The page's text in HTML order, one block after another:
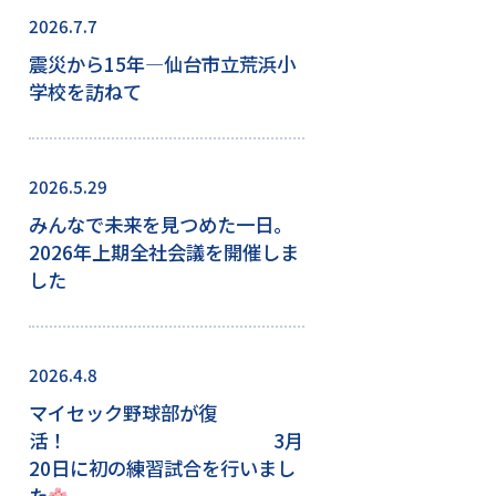
2026.7.7
震災から15年―仙台市立荒浜小
学校を訪ねて
2026.5.29
みんなで未来を見つめた一日。
2026年上期全社会議を開催しま
した
2026.4.8
マイセック野球部が復
活！ 3月
20日に初の練習試合を行いまし